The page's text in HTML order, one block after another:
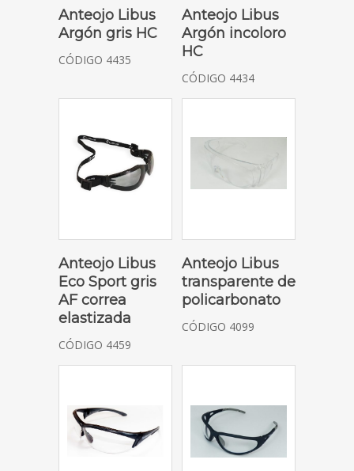
SOLICITAR COTIZACIÓN
Anteojo Libus
Argón gris HC
CÓDIGO 4435
SOLICITAR COTIZACIÓN
Anteojo Libus
Argón incoloro
HC
CÓDIGO 4434
SOLICITAR COTIZACIÓN
Anteojo Libus
Eco Sport gris
AF correa
elastizada
CÓDIGO 4459
SOLICITAR COTIZACIÓN
Anteojo Libus
transparente de
policarbonato
CÓDIGO 4099